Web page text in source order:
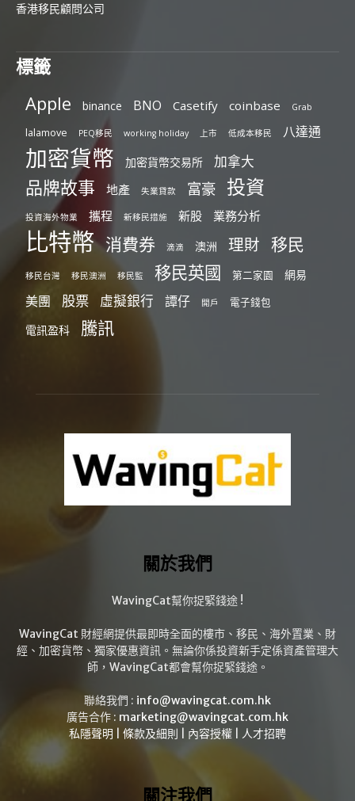
香港移民顧問公司
標籤
Apple binance BNO Casetify coinbase Grab
lalamove PEQ移民 working holiday 上市 低成本移民 八達通
加密貨幣 加密貨幣交易所 加拿大
品牌故事 地產 失業貸款 富豪 投資
投資海外物業 攜程 新移民措施 新股 業務分析
比特幣 消費券 滴滴 澳洲 理財 移民
移民台灣 移民澳洲 移民監 移民英國 第二家園 網易
美團 股票 虛擬銀行 譚仔 開戶 電子錢包
電訊盈科 騰訊
關於我們
WavingCat幫你捉緊錢途 !
WavingCat 財經網提供最即時全面的樓市、移民、海外置業、財
經、加密貨幣、獨家優惠資訊。無論你係投資新手定係資產管理大
師，WavingCat都會幫你捉緊錢途。
聯絡我們 : info@wavingcat.com.hk
廣告合作 : marketing@wavingcat.com.hk
私隱聲明
條款及細則 內容授權 人才招聘
關注我們